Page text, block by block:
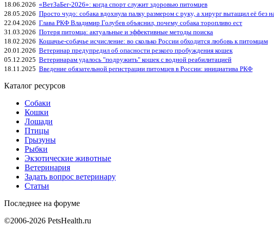
18.06.2026 «ВетЗаБег‑2026»: когда спорт служит здоровью питомцев
28.05.2026 Просто чудо: собака вдохнула палку размером с руку, а хирург вытащил её без
22.04.2026 Глава РКФ Владимир Голубев объяснил, почему собака торопливо ест
31.03.2026 Потеря питомца: актуальные и эффективные методы поиска
18.02.2026 Кошачье-собачье исчисление: во сколько России обходится любовь к питомцам
20.01.2026 Ветеринар предупредил об опасности резкого пробуждения кошек
05.12.2025 Ветеринарам удалось "подружить" кошек с водной реабилитацией
18.11.2025 Введение обязательной регистрации питомцев в России: инициатива РКФ
Каталог ресурсов
Собаки
Кошки
Лошади
Птицы
Грызуны
Рыбки
Экзотические животные
Ветеринария
Задать вопрос ветеринару
Статьи
Последнее на форуме
©2006-2026 PetsHealth.ru